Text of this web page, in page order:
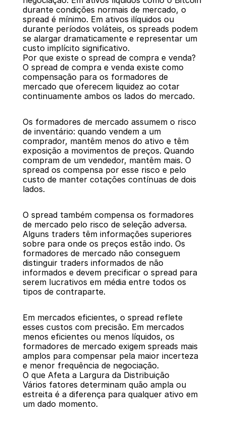
durante condições normais de mercado, o
spread é mínimo. Em ativos ilíquidos ou
durante períodos voláteis, os spreads podem
se alargar dramaticamente e representar um
custo implícito significativo.
Por que existe o spread de compra e venda?
O spread de compra e venda existe como
compensação para os formadores de
mercado que oferecem liquidez ao cotar
continuamente ambos os lados do mercado.
Os formadores de mercado assumem o risco
de inventário: quando vendem a um
comprador, mantêm menos do ativo e têm
exposição a movimentos de preços. Quando
compram de um vendedor, mantêm mais. O
spread os compensa por esse risco e pelo
custo de manter cotações contínuas de dois
lados.
O spread também compensa os formadores
de mercado pelo risco de seleção adversa.
Alguns traders têm informações superiores
sobre para onde os preços estão indo. Os
formadores de mercado não conseguem
distinguir traders informados de não
informados e devem precificar o spread para
serem lucrativos em média entre todos os
tipos de contraparte.
Em mercados eficientes, o spread reflete
esses custos com precisão. Em mercados
menos eficientes ou menos líquidos, os
formadores de mercado exigem spreads mais
amplos para compensar pela maior incerteza
e menor frequência de negociação.
O que Afeta a Largura da Distribuição
Vários fatores determinam quão ampla ou
estreita é a diferença para qualquer ativo em
um dado momento.